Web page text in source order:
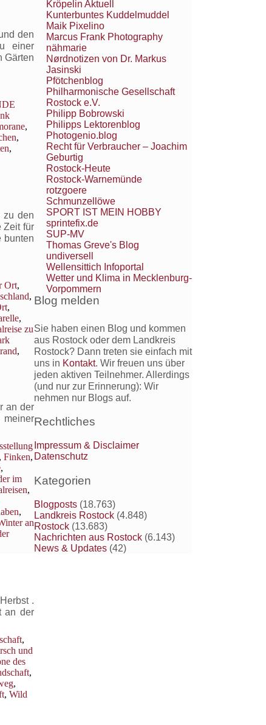
den
einer
Gärten
,
,
,
zu den
Zeit für
bunten
Ort,
,
,
,
zu
,
an der
, Finken,
,
im
,
,
an
.
an der
,
und
des
,
,
, Wild
Kröpelin Aktuell
Kunterbuntes Kuddelmuddel
Maik Pixelino
Marcus Frank Photography
nähmarie
Nørdnotizen von Dr. Markus
Jasinski
Pfötchenblog
Philharmonische Gesellschaft
Rostock e.V.
Philipp Bobrowski
Philipps Lektorenblog
Photogenio.blog
Recht für Verbraucher – Joachim
Geburtig
Rostock-Heute
Rostock-Warnemünde
rotzgoere
Schmunzellöwe
SPORT IST MEIN HOBBY
sprintefix.de
SUP-MV
Thomas Greve's Blog
undiversell
Wellensittich Infoportal
Wetter und Klima in Mecklenburg-
Vorpommern
Blog melden
Sie haben einen Blog und kommen
aus Rostock oder dem Landkreis
Rostock? Dann treten sie einfach mit
uns in Kontakt. Wir freuen uns über
jeden aktiven Teilnehmer. Allerdings
(und nur zur Erinnerung): Wir
nehmen nur Blogs auf.
Rechtliches
Impressum & Disclaimer
Datenschutz
Kategorien
Blogposts (18.763)
Landkreis Rostock (4.848)
Rostock (13.683)
Nachrichten aus Rostock (6.143)
News & Updates (42)